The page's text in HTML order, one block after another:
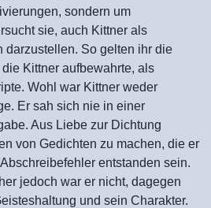
sondern um
sie, auch Kittner als
darzustellen. So gelten ihr die
Kittner aufbewahrte, als
Wohl war Kittner weder
Er sah sich nie in einer
Aus Liebe zur Dichtung
von Gedichten zu machen, die er
entstanden sein.
jedoch war er nicht, dagegen
und sein Charakter.